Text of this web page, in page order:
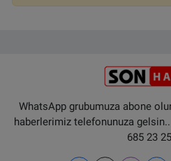
WhatsApp grubumuza abone
haberlerimiz telefonunuza
685 23